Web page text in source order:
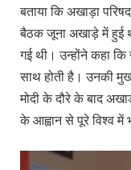
बताया कि अखाड़ा
बैठक जूना अखाड़े में हुई
गई थी। उन्होंने कहा
साथ होती है। उनकी
मोदी के दौरे के बाद
के आह्वान से पूरे विश्व में